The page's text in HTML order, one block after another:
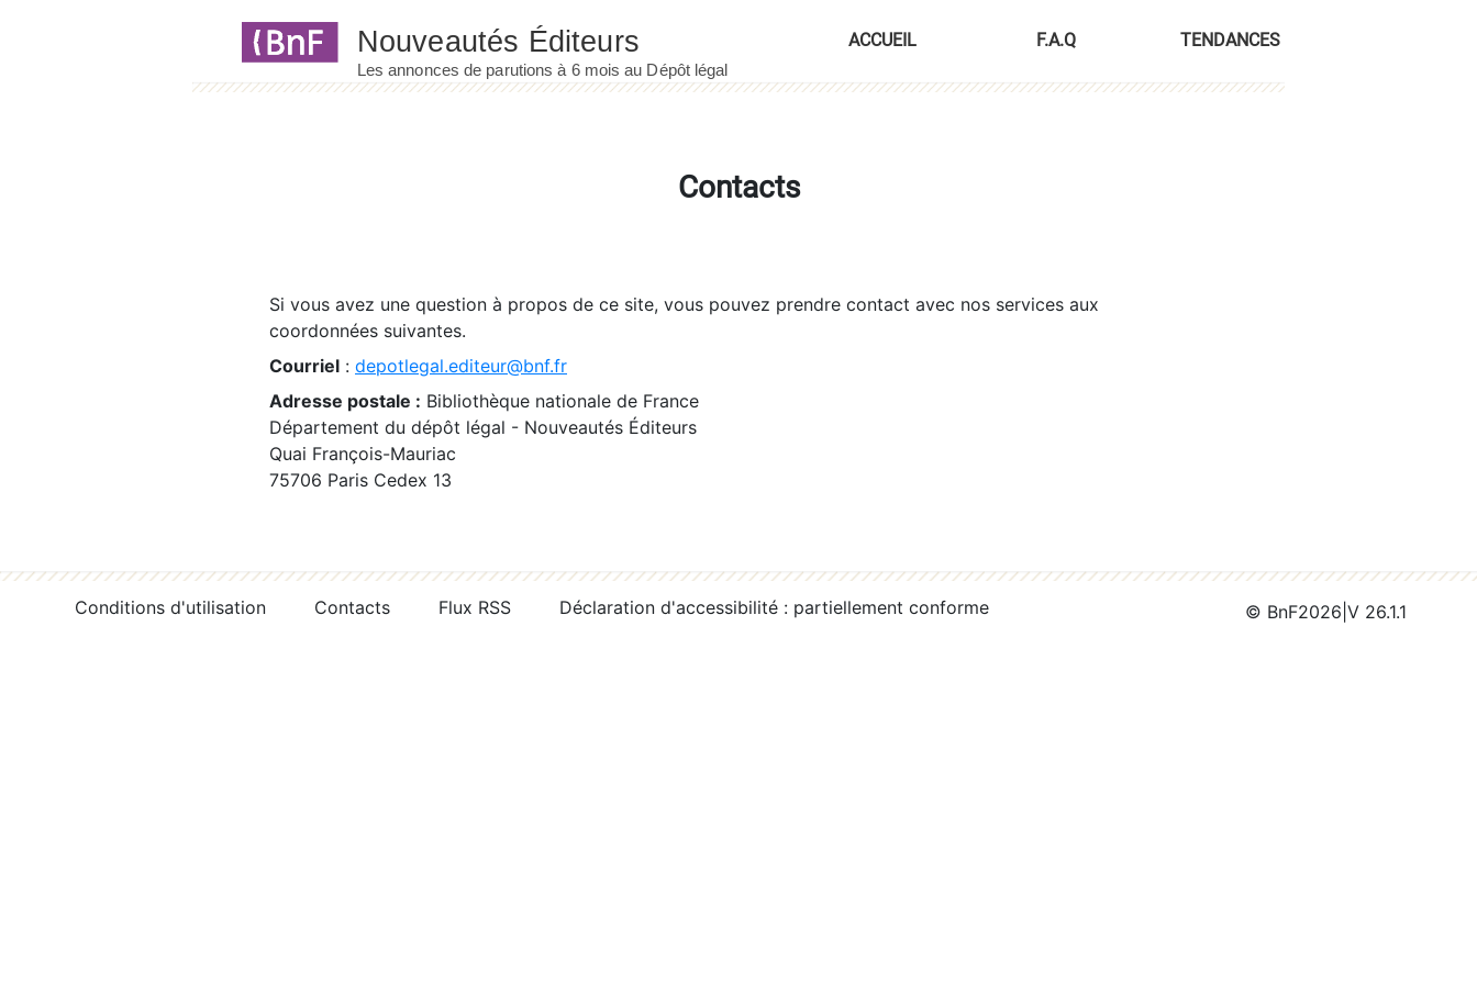
ACCUEIL F.A.Q TENDANCES
Contacts
Si vous avez une question à propos de ce site, vous pouvez prendre contact avec nos services aux
coordonnées suivantes.
Courriel : depotlegal.editeur@bnf.fr
Adresse postale : Bibliothèque nationale de France
Département du dépôt légal - Nouveautés Éditeurs
Quai François-Mauriac
75706 Paris Cedex 13
Conditions d'utilisation Contacts Flux RSS Déclaration d'accessibilité : partiellement conforme © BnF2026 V 26.1.1